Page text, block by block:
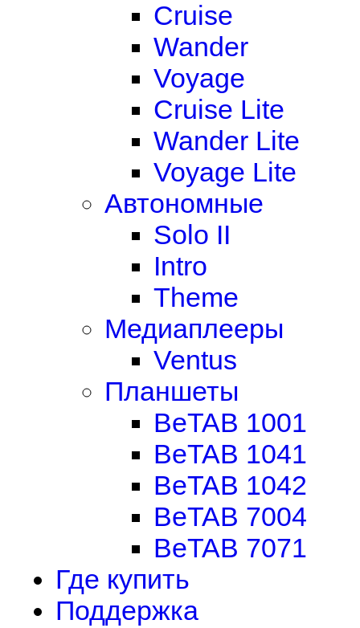
Cruise
Wander
Voyage
Cruise Lite
Wander Lite
Voyage Lite
Автономные
Solo II
Intro
Theme
Медиаплееры
Ventus
Планшеты
BeTAB 1001
BeTAB 1041
BeTAB 1042
BeTAB 7004
BeTAB 7071
Где купить
Поддержка